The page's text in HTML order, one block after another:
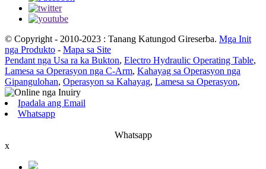
© Copyright - 2010-2023 : Tanang Katungod Gireserba. Mga Init
nga Produkto - Mapa sa Site
Pendant nga Usa ra ka Bukton, Electro Hydraulic Operating Table,
Lamesa sa Operasyon nga C-Arm, Kahayag sa Operasyon nga
Gipangulohan, Operasyon sa Kahayag, Lamesa sa Operasyon,
Ipadala ang Email
Whatsapp
Whatsapp
x